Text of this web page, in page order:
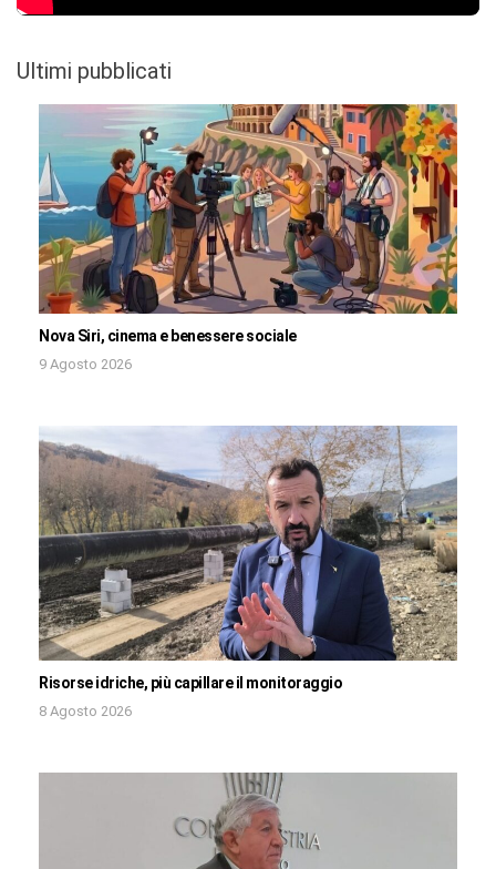
Ultimi pubblicati
Nova Siri, cinema e benessere sociale
9 Agosto 2026
Risorse idriche, più capillare il monitoraggio
8 Agosto 2026